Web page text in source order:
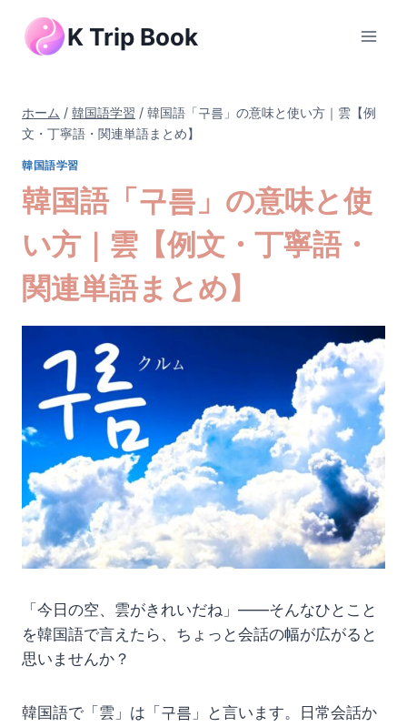
K Trip Book
ホーム / 韓国語学習 / 韓国語「구름」の意味と使い方｜雲【例
文・丁寧語・関連単語まとめ】
韓国語学習
韓国語「구름」の意味と使
い方｜雲【例文・丁寧語・
関連単語まとめ】
「今日の空、雲がきれいだね」——そんなひとこと
を韓国語で言えたら、ちょっと会話の幅が広がると
思いませんか？
韓国語で「雲」は「구름」と言います。日常会話か